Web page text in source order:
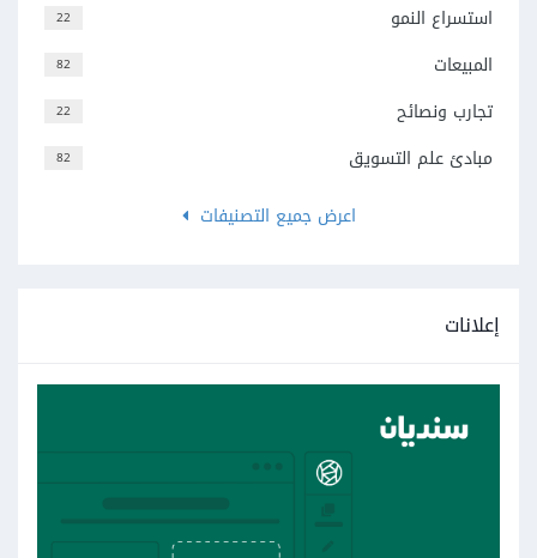
22 استسراع النمو
82 المبيعات
22 تجارب ونصائح
82
مبادئ علم التسويق
اعرض جميع التصنيفات
إعلانات